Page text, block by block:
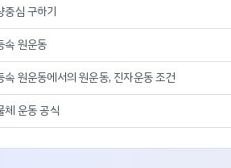
중심 구하기
속 원운동
원운동에서의 원운동, 진자운동 조건
체 운동 공식